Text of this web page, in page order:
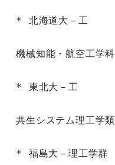
* 北海道大－工
機械知能・航空工学科
* 東北大－工
共生システム理工学類
* 福島大－理工学群